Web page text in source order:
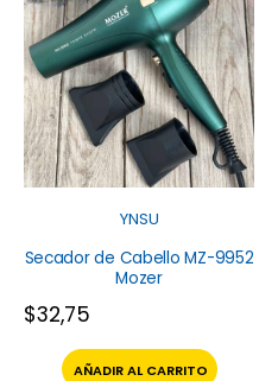
YNSU
Secador de Cabello MZ-9952
Mozer
$32,75
AÑADIR AL CARRITO